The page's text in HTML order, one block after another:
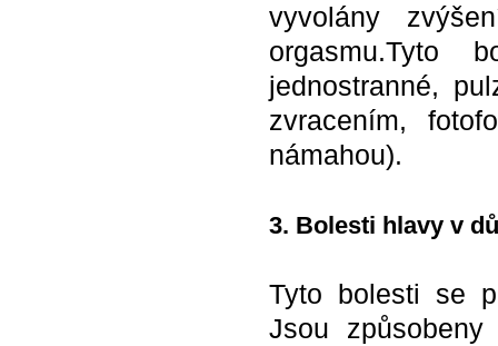
vyvolány
orgasmu.Tyto
jednostranné,
zvracením,
námahou).
3. Bolesti hlavy v
Tyto bolesti se
Jsou